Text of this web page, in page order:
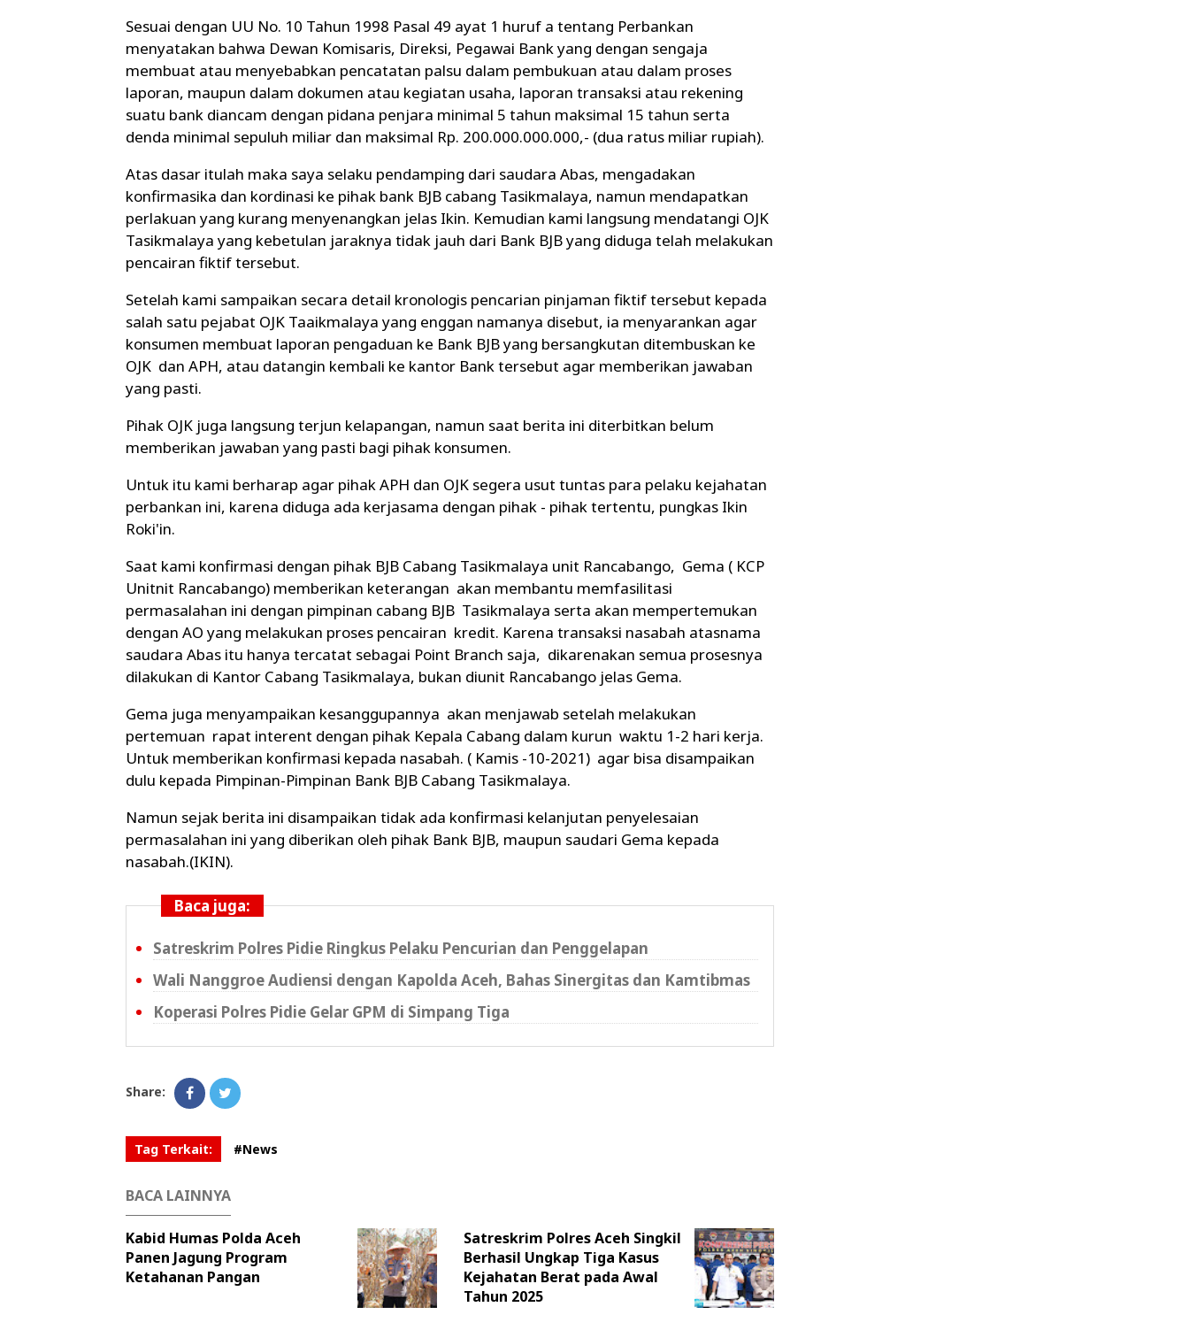
Sesuai dengan UU No. 10 Tahun 1998 Pasal 49 ayat 1 huruf a tentang Perbankan
menyatakan bahwa Dewan Komisaris, Direksi, Pegawai Bank yang dengan sengaja
membuat atau menyebabkan pencatatan palsu dalam pembukuan atau dalam proses
laporan, maupun dalam dokumen atau kegiatan usaha, laporan transaksi atau rekening
suatu bank diancam dengan pidana penjara minimal 5 tahun maksimal 15 tahun serta
denda minimal sepuluh miliar dan maksimal Rp. 200.000.000.000,- (dua ratus miliar rupiah).
Atas dasar itulah maka saya selaku pendamping dari saudara Abas, mengadakan
konfirmasika dan kordinasi ke pihak bank BJB cabang Tasikmalaya, namun mendapatkan
perlakuan yang kurang menyenangkan jelas Ikin. Kemudian kami langsung mendatangi OJK
Tasikmalaya yang kebetulan jaraknya tidak jauh dari Bank BJB yang diduga telah melakukan
pencairan fiktif tersebut.
Setelah kami sampaikan secara detail kronologis pencarian pinjaman fiktif tersebut kepada
salah satu pejabat OJK Taaikmalaya yang enggan namanya disebut, ia menyarankan agar
konsumen membuat laporan pengaduan ke Bank BJB yang bersangkutan ditembuskan ke
OJK dan APH, atau datangin kembali ke kantor Bank tersebut agar memberikan jawaban
yang pasti.
Pihak OJK juga langsung terjun kelapangan, namun saat berita ini diterbitkan belum
memberikan jawaban yang pasti bagi pihak konsumen.
Untuk itu kami berharap agar pihak APH dan OJK segera usut tuntas para pelaku kejahatan
perbankan ini, karena diduga ada kerjasama dengan pihak - pihak tertentu, pungkas Ikin
Roki'in.
Saat kami konfirmasi dengan pihak BJB Cabang Tasikmalaya unit Rancabango, Gema ( KCP
Unitnit Rancabango) memberikan keterangan akan membantu memfasilitasi
permasalahan ini dengan pimpinan cabang BJB Tasikmalaya serta akan mempertemukan
dengan AO yang melakukan proses pencairan kredit. Karena transaksi nasabah atasnama
saudara Abas itu hanya tercatat sebagai Point Branch saja, dikarenakan semua prosesnya
dilakukan di Kantor Cabang Tasikmalaya, bukan diunit Rancabango jelas Gema.
Gema juga menyampaikan kesanggupannya akan menjawab setelah melakukan
pertemuan rapat interent dengan pihak Kepala Cabang dalam kurun waktu 1-2 hari kerja.
Untuk memberikan konfirmasi kepada nasabah. ( Kamis -10-2021) agar bisa disampaikan
dulu kepada Pimpinan-Pimpinan Bank BJB Cabang Tasikmalaya.
Namun sejak berita ini disampaikan tidak ada konfirmasi kelanjutan penyelesaian
permasalahan ini yang diberikan oleh pihak Bank BJB, maupun saudari Gema kepada
nasabah.(IKIN).
Baca juga:
Satreskrim Polres Pidie Ringkus Pelaku Pencurian dan Penggelapan
Wali Nanggroe Audiensi dengan Kapolda Aceh, Bahas Sinergitas dan Kamtibmas
Koperasi Polres Pidie Gelar GPM di Simpang Tiga
Share:
Tag Terkait: #News
BACA LAINNYA
Kabid Humas Polda Aceh
Panen Jagung Program
Ketahanan Pangan
Satreskrim Polres Aceh Singkil
Berhasil Ungkap Tiga Kasus
Kejahatan Berat pada Awal
Tahun 2025